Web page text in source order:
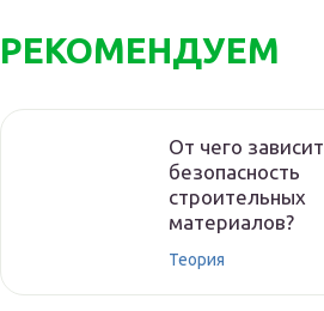
РЕКОМЕНДУЕМ
От чего зависит
безопасность
строительных
материалов?
Теория